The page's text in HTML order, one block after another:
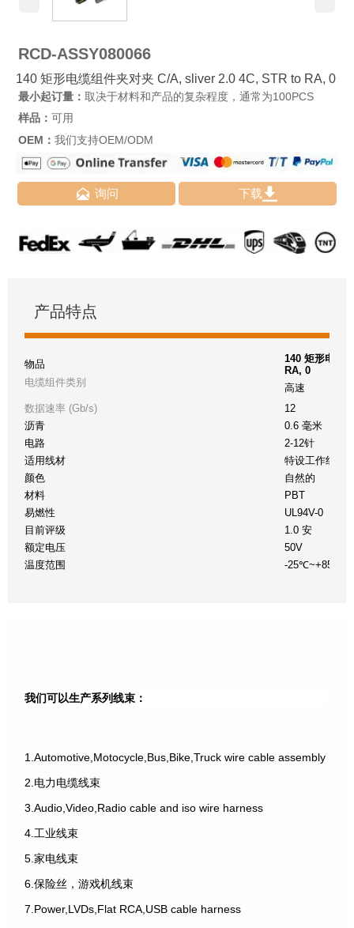
RCD-ASSY080066
140 矩形电缆组件夹对夹 C/A, sliver 2.0 4C, STR to RA, 0
最小起订量： 取决于材料和产品的复杂程度，通常为100PCS
样品： 可用
OEM： 我们支持OEM/ODM
 询问 下载
产品特点
物品
140 矩形电缆
RA, 0
电缆组件类别
高速
数据速率 (Gb/s)
12
沥青
0.6 毫米
电路
2-12针
适用线材
特设工作组 30
颜色
自然的
材料
PBT
易燃性
UL94V-0
目前评级
1.0 安
额定电压
50V
温度范围
-25℃~+85℃
我们可以生产系列线束：
1.Automotive,Motocycle,Bus,Bike,Truck wire cable assembly
2.电力电缆线束
3.Audio,Video,Radio cable and iso wire harness
4.工业线束
5.家电线束
6.保险丝，游戏机线束
7.Power,LVDs,Flat RCA,USB cable harness